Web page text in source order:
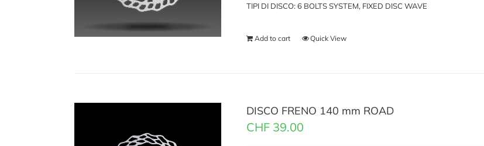
TIPI DI DISCO: 6 BOLTS SYSTEM, FIXED DISC WAVE
Add to cart Quick View
DISCO FRENO 140 mm ROAD
CHF 39.00